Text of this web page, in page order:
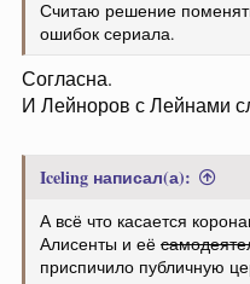
Считаю решение
ошибок сериала.
Согласна.
И Лейноров с Лейнами
Iceling написал(а):
А всё что касается
Алисенты и её
приспичило публичную